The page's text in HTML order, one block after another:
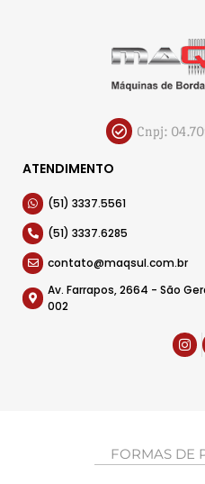
Cnpj:
ATENDIMENTO
(51) 3337.5561
(51) 3337.6285
contato@maqsul.com.br
Av. Farrapos, 2664 - São
002
FORMAS DE